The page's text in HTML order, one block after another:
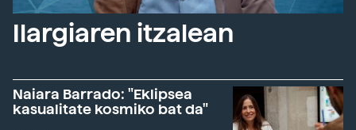
Ilargiaren itzalean
Naiara Barrado: "Eklipsea
kasualitate kosmiko bat da"